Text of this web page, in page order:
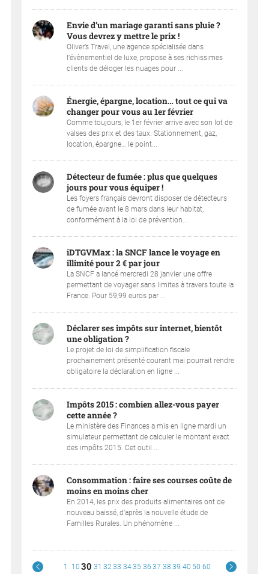
Envie d’un mariage garanti sans pluie ?
Vous devrez y mettre le prix !
Oliver’s Travel, une agence spécialisée dans
l’évènementiel de luxe, propose à ses richissimes
clients de déloger les nuages pour ...
Énergie, épargne, location… tout ce qui va
changer pour vous au 1er février
Comme toujours, le 1er février arrive avec son lot de
valses des prix et des taux. Stationnement, gaz,
location, épargne… le point...
Détecteur de fumée : plus que quelques
jours pour vous équiper !
Les foyers français devront disposer de détecteurs
de fumée avant le 8 mars dans leur habitat,
conformément à la loi de prévention...
iDTGVMax : la SNCF lance le voyage en
illimité pour 2 € par jour
La SNCF a lancé mercredi 28 janvier une offre
permettant de voyager sans limites à travers toute la
France. Pour 59,99 euros par ...
Déclarer ses impôts sur internet, bientôt
une obligation ?
Le projet de loi de simplification fiscale
prochainement présenté courant mai pourrait rendre
obligatoire la déclaration en ligne ...
Impôts 2015 : combien allez-vous payer
cette année ?
Le ministère des Finances a mis en ligne mardi un
simulateur permettant de calculer le montant exact
des impôts 2015. Cet outil ...
Consommation : faire ses courses coûte de
moins en moins cher
En 2014, les prix des produits alimentaires ont de
nouveau baissé, d’après la nouvelle étude de
Familles Rurales. Un phénomène ...
1 10 30 31 3233 3435 36 37 38 39 40 50 60